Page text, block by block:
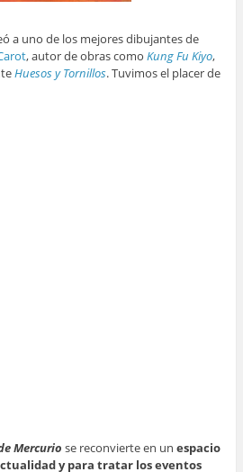
a uno de los mejores dibujantes de
, autor de obras como Kung Fu Kiyo,
Huesos y Tornillos. Tuvimos el placer de
Mercurio se reconvierte en un espacio
y para tratar los eventos